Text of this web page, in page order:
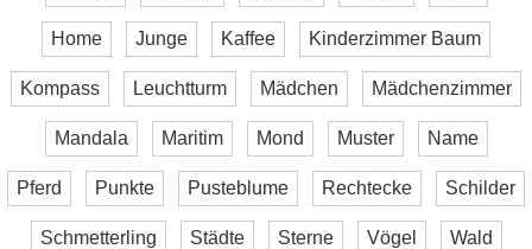
Home Junge Kaffee Kinderzimmer Baum
Kompass Leuchtturm Mädchen Mädchenzimmer
Mandala Maritim Mond Muster Name
Pferd Punkte Pusteblume Rechtecke Schilder
Schmetterling Städte Sterne Vögel Wald